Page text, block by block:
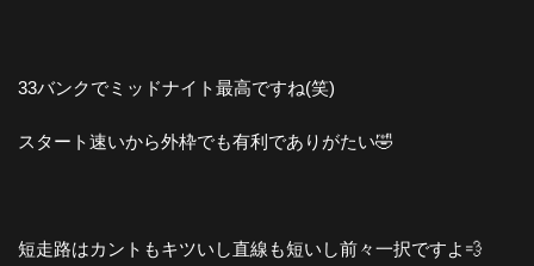
33バンクでミッドナイト最高ですね(笑)
スタート速いから外枠でも有利でありがたい🤣
短走路はカントもキツいし直線も短いし前々一択ですよ💨